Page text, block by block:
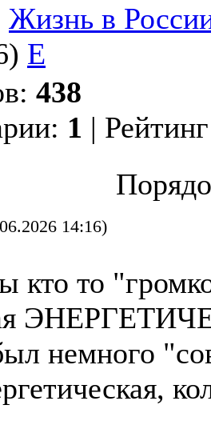
Жизнь в
E
: 438
: 1 | Рейтинг
14:16)
кто то
немного